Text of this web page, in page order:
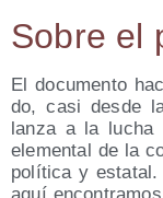
Sobre el
El docu­men­to
do, casi des­de
lan­za a la lucha
ele­men­tal de la
polí­ti­ca y esta­tal.